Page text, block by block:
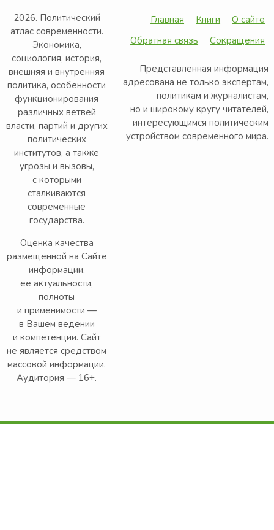
2026. Политический
атлас современности.
Экономика,
социология, история,
внешняя и внутренняя
политика, особенности
функционирования
различных ветвей
власти, партий и других
политических
институтов, а также
угрозы и вызовы,
с которыми
сталкиваются
современные
государства.
Оценка качества
размещённой на Сайте
информации,
её актуальности,
полноты
и применимости —
в Вашем ведении
и компетенции. Сайт
не является средством
массовой информации.
Аудитория — 16+.
Главная Книги
О сайте
Обратная связь
Сокращения
Представленная информация
адресована не только экспертам,
политикам и журналистам,
но и широкому кругу читателей,
интересующимся политическим
устройством современного мира.